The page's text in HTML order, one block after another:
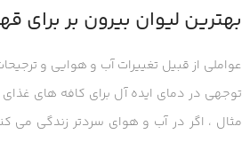
بهترین لیوان بیرون بر برای
عواملی از قبیل تغییرات آب و هوایی و
توجهی در دمای ایده آل برای کافه های
مثال ، اگر در آب و هوای سردتر زندگی می